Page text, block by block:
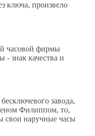
ключа, произвело
часовой фирмы
знак качества и
завода,
Филиппом, то,
свои наручные часы